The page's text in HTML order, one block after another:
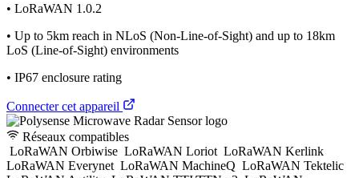
• LoRaWAN 1.0.2
• Up to 5km reach in NLoS (Non-Line-of-Sight) and up to 18km
LoS (Line-of-Sight) environments
• IP67 enclosure rating
Connecter cet appareil
Réseaux compatibles
LoRaWAN Orbiwise LoRaWAN Loriot LoRaWAN Kerlink
LoRaWAN Everynet LoRaWAN MachineQ LoRaWAN Tektelic